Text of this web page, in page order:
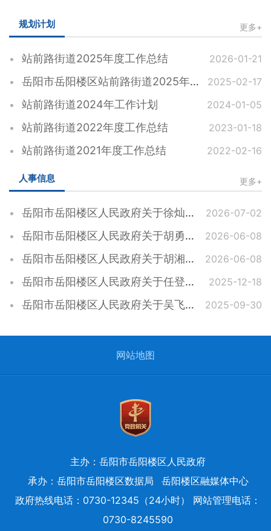
规划计划 更多+
站前路街道2025年度工作总结 2026-01-21
岳阳市岳阳楼区站前路街道2025年度 工作计划 2025-02-17
站前路街道2024年工作计划 2024-01-05
站前路街道2022年度工作总结 2023-01-18
站前路街道2021年度工作总结 2022-02-16
人事信息 更多+
岳阳市岳阳楼区人民政府关于徐灿松同志任职的通知 2026-07-02
岳阳市岳阳楼区人民政府关于胡勇等同志职务任免的通知 2026-06-08
岳阳市岳阳楼区人民政府关于胡湘裕等同志职务任免的通知 2026-06-08
岳阳市岳阳楼区人民政府关于任登科等同志职务免职的通知 2025-12-18
岳阳市岳阳楼区人民政府关于吴飞跃等同志职务任免的通知 2025-09-30
网站地图
主办：岳阳市岳阳楼区人民政府
承办：岳阳市岳阳楼区数据局
岳阳楼区融媒体中心
政府热线电话：0730-12345（24小时） 网站管理电话：
0730-8245590